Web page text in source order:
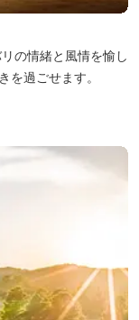
の情緒と風情を愉し
を過ごせます。